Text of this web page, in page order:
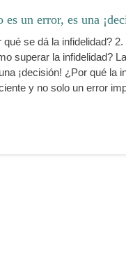
un error, es una
se dá la infidelidad? 2.
superar la infidelidad?
¡decisión! ¿Por qué la
y no solo un error